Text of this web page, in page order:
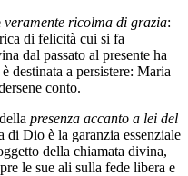
veramente ricolma di grazia:
di felicità cui si fa
dal passato al presente ha
destinata a persistere: Maria
conto.
presenza accanto a lei del
di Dio è la garanzia essenziale
della chiamata divina,
le sue ali sulla fede libera e